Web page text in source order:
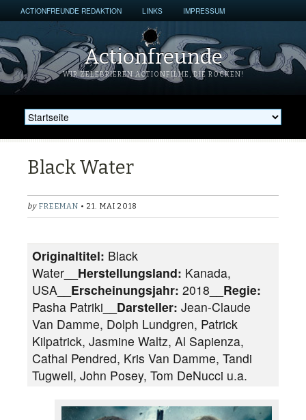
ACTIONFREUNDE REDAKTION LINKS IMPRESSUM
Actionfreunde
WIR ZELEBRIEREN ACTIONFILME, DIE ROCKEN!
Black Water
by FREEMAN • 21. MAI 2018
Originaltitel: Black
Water__ Herstellungsland: Kanada,
USA__ Erscheinungsjahr: 2018__ Regie:
Pasha Patriki__ Darsteller: Jean-Claude
Van Damme, Dolph Lundgren, Patrick
Kilpatrick, Jasmine Waltz, Al Sapienza,
Cathal Pendred, Kris Van Damme, Tandi
Tugwell, John Posey, Tom DeNucci u.a.